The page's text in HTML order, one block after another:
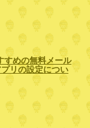
めの無料メール
リの設定につい